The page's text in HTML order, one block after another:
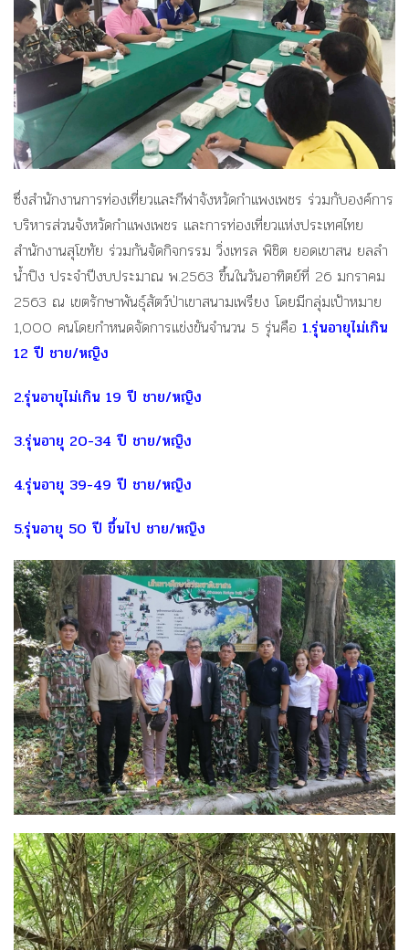
ซึ่งสำนักงานการท่องเที่ยวและกีฬาจังหวัดกำแพงเพชร ร่วมกับองค์การ
บริหารส่วนจังหวัดกำแพงเพชร และการท่องเที่ยวแห่งประเทศไทย
สำนักงานสุโขทัย ร่วมกันจัดกิจกรรม วิ่งเทรล พิชิต ยอดเขาสน ยลลำ
น้ำปิง ประจำปีงบประมาณ พ.2563 ขึ้นในวันอาทิตย์ที่ 26 มกราคม
2563 ณ เขตรักษาพันธุ์สัตว์ป่าเขาสนามเพรียง โดยมีกลุ่มเป้าหมาย
1,000 คนโดยกำหนดจัดการแข่งขันจำนวน 5 รุ่นคือ 1.รุ่นอายุไม่เกิน
12 ปี ชาย/หญิง
2.รุ่นอายุไม่เกิน 19 ปี ชาย/หญิง
3.รุ่นอายุ 20-34 ปี ชาย/หญิง
4.รุ่นอายุ 39-49 ปี ชาย/หญิง
5.รุ่นอายุ 50 ปี ขึ้นไป ชาย/หญิง